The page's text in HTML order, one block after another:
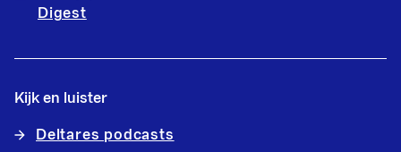
Digest
Kijk en luister
Deltares podcasts